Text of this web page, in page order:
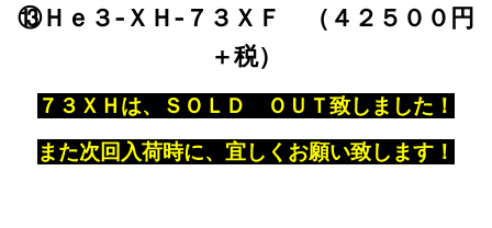
⑬Ｈｅ３‐ＸＨ‐７３ＸＦ （４２５００円
＋税）
７３ＸＨは、ＳＯＬＤ ＯＵＴ致しました！
また次回入荷時に、宜しくお願い致します！